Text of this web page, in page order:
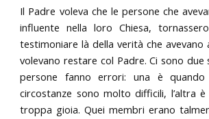
Il Padre voleva che le persone che
influente nella loro Chiesa,
testimoniare là della verità che avevano
volevano restare col Padre. Ci sono due
persone fanno errori: una è quando
circostanze sono molto difficili, l’altra
troppa gioia. Quei membri erano